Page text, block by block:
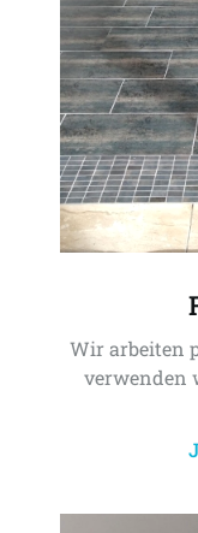
Wir arbeiten
verwenden